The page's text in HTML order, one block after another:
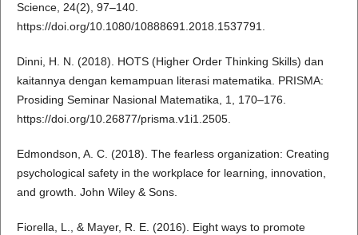
Science, 24(2), 97–140.
https://doi.org/10.1080/10888691.2018.1537791.
Dinni, H. N. (2018). HOTS (Higher Order Thinking Skills) dan
kaitannya dengan kemampuan literasi matematika. PRISMA:
Prosiding Seminar Nasional Matematika, 1, 170–176.
https://doi.org/10.26877/prisma.v1i1.2505.
Edmondson, A. C. (2018). The fearless organization: Creating
psychological safety in the workplace for learning, innovation,
and growth. John Wiley & Sons.
Fiorella, L., & Mayer, R. E. (2016). Eight ways to promote